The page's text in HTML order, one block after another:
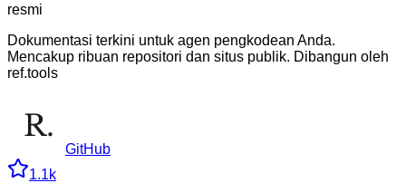
resmi
Dokumentasi terkini untuk agen pengkodean Anda.
Mencakup ribuan repositori dan situs publik. Dibangun oleh
ref.tools
GitHub
1.1k